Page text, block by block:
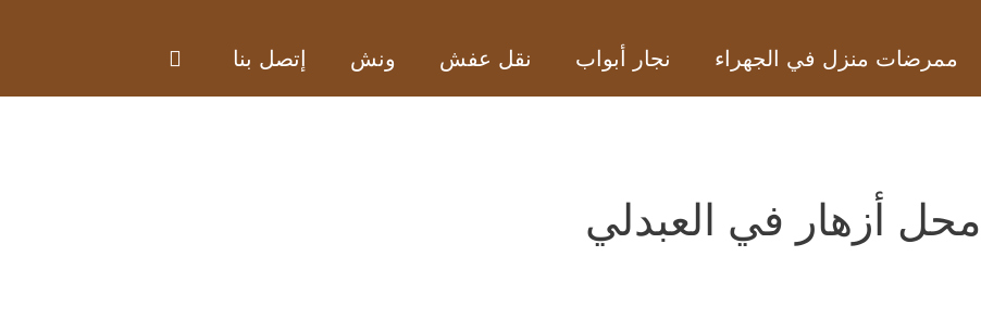
ممرضات منزل في الجهراء نجار أبواب نقل عفش ونش إتصل بنا
محل أزهار في العبدلي